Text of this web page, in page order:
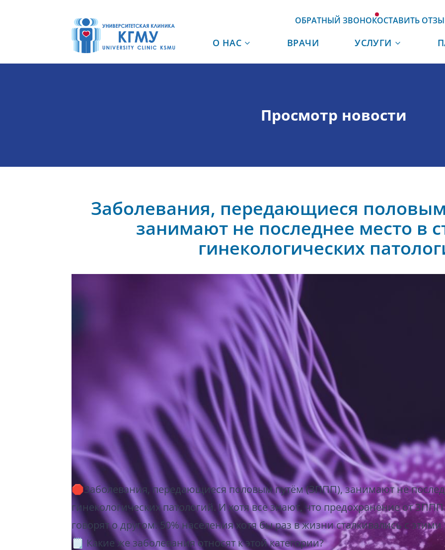
ОБРАТНЫЙ ЗВОНОКОСТАВИТЬ
О НАС ВРАЧИ УСЛУГИ
Просмотр новости
Заболевания, передающиеся
занимают не последнее место в
гинекологических
🛑Заболевания, передающиеся половым путём (ЗППП), занимают не
гинекологических патологий. И хотя все знают, что предохранение от
говорят о другом: 50% населения хотя бы раз в жизни сталкивались с
🗒 Какие же заболевания относят к этой категории?